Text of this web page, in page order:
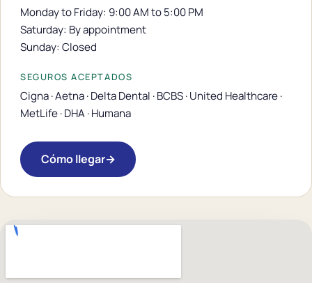
Monday to Friday: 9:00 AM to 5:00 PM
Saturday: By appointment
Sunday: Closed
SEGUROS ACEPTADOS
Cigna · Aetna · Delta Dental · BCBS · United Healthcare ·
MetLife · DHA · Humana
Cómo llegar→